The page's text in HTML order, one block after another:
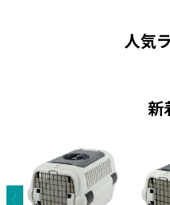
人気
新